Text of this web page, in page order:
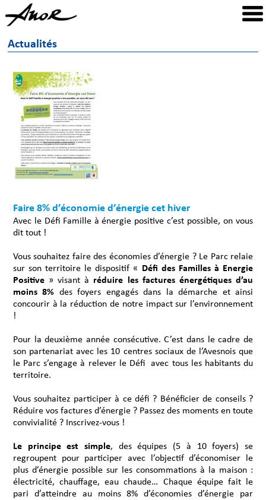
Actualités
Faire 8% d’économie d’énergie cet hiver
Avec le Défi Famille à énergie positive c’est possible, on vous
dit tout !
Vous souhaitez faire des économies d’énergie ? Le Parc relaie
sur son territoire le dispositif « Défi des Familles à Energie
Positive» visant à réduire les factures énergétiques d’au
moins 8% des foyers engagés dans la démarche et ainsi
concourir à la réduction de notre impact sur l’environnement
!
Pour la deuxième année consécutive. C’est dans le cadre de
son partenariat avec les 10 centres sociaux de l’Avesnois que
le Parc s’engage à relever le Défi avec tous les habitants du
territoire.
Vous souhaitez participer à ce défi ? Bénéficier de conseils ?
Réduire vos factures d’énergie ? Passez des moments en toute
convivialité ? Inscrivez-vous !
Le principe est simple, des équipes (5 à 10 foyers) se
regroupent pour participer avec l’objectif d’économiser le
plus d’énergie possible sur les consommations à la maison :
électricité, chauffage, eau chaude… Chaque équipe fait le
pari d’atteindre au moins 8% d’économies d’énergie par